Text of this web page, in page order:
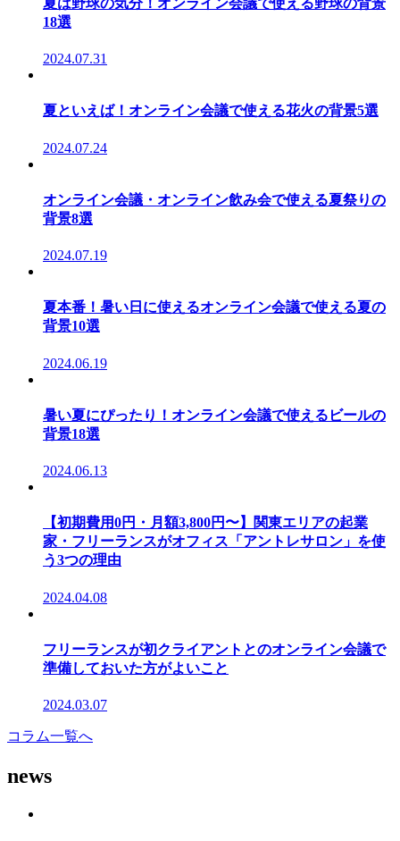
18選
2024.07.31
夏といえば！オンライン会議で使える花火の背景5選
2024.07.24
オンライン会議・オンライン飲み会で使える夏祭りの
背景8選
2024.07.19
夏本番！暑い日に使えるオンライン会議で使える夏の
背景10選
2024.06.19
暑い夏にぴったり！オンライン会議で使えるビールの
背景18選
2024.06.13
【初期費用0円・月額3,800円〜】関東エリアの起業
家・フリーランスがオフィス「アントレサロン」を使
う3つの理由
2024.04.08
フリーランスが初クライアントとのオンライン会議で
準備しておいた方がよいこと
2024.03.07
コラム一覧へ
news